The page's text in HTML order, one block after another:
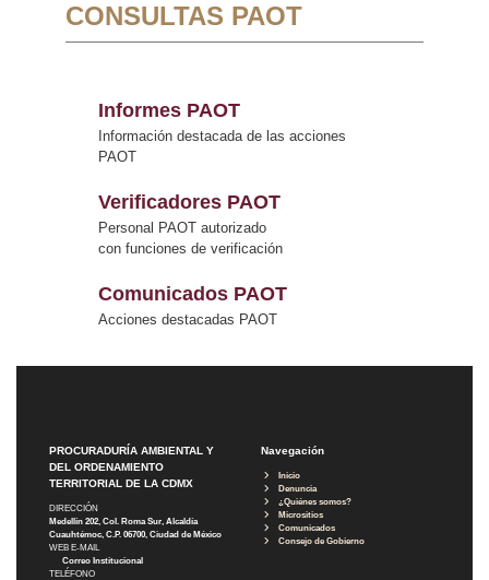
CONSULTAS PAOT
Informes PAOT
Información destacada de las acciones
PAOT
Verificadores PAOT
Personal PAOT autorizado
con funciones de verificación
Comunicados PAOT
Acciones destacadas PAOT
PROCURADURÍA AMBIENTAL Y
DEL ORDENAMIENTO
TERRITORIAL DE LA CDMX
DIRECCIÓN
Medellín 202, Col. Roma Sur, Alcaldía
Cuauhtémoc, C.P. 06700, Ciudad de México
WEB E-MAIL
Correo Institucional
TELÉFONO
Navegación
Inicio
Denuncia
¿Quiénes somos?
Micrositios
Comunicados
Consejo de Gobierno